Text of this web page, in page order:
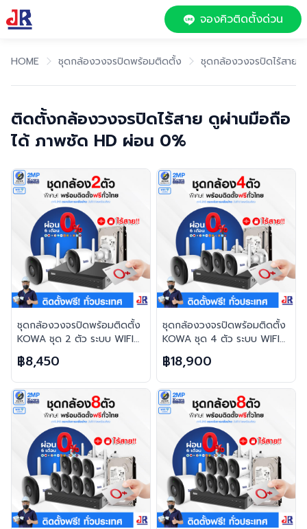
จองคิวติดตั้งด่วน
HOME ชุดกล้องวงจรปิดพร้อมติดตั้ง ชุดกล้องวงจรปิดไร้สาย
ติดตั้งกล้องวงจรปิดไร้สาย ดูผ่านมือถือ
ได้ ภาพชัด HD ผ่อน 0%
ชุดกล้องวงจรปิดพร้อมติดตั้ง
KOWA ชุด 2 ตัว ระบบ WIFI
2ล้านพิกเซล บันทึกภาพพร้อม
เสียง
฿8,450
ชุดกล้องวงจรปิดพร้อมติดตั้ง
KOWA ชุด 4 ตัว ระบบ WIFI
2ล้านพิกเซล บันทึกภาพพร้อม
เสียง
฿18,900